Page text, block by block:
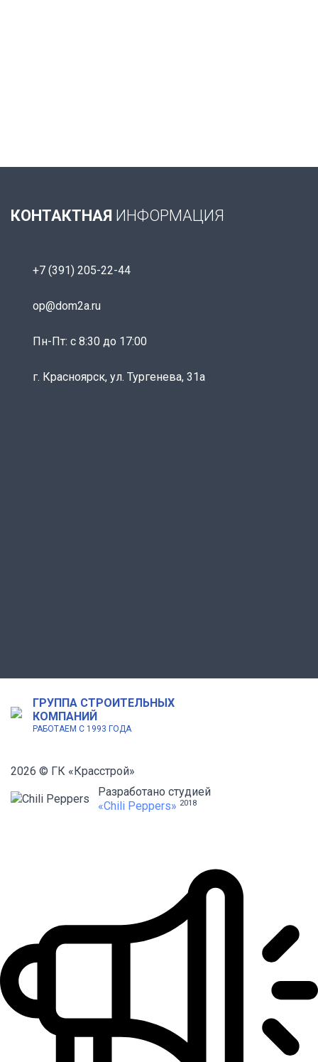
КОНТАКТНАЯ ИНФОРМАЦИЯ
+7 (391) 205-22-44
op@dom2a.ru
Пн-Пт: c 8:30 до 17:00
г. Красноярск, ул. Тургенева, 31а
ГРУППА СТРОИТЕЛЬНЫХ
КОМПАНИЙ
РАБОТАЕМ С 1993 ГОДА
2026 © ГК «Красстрой»
Разработано студией
«Chili Peppers» 2018